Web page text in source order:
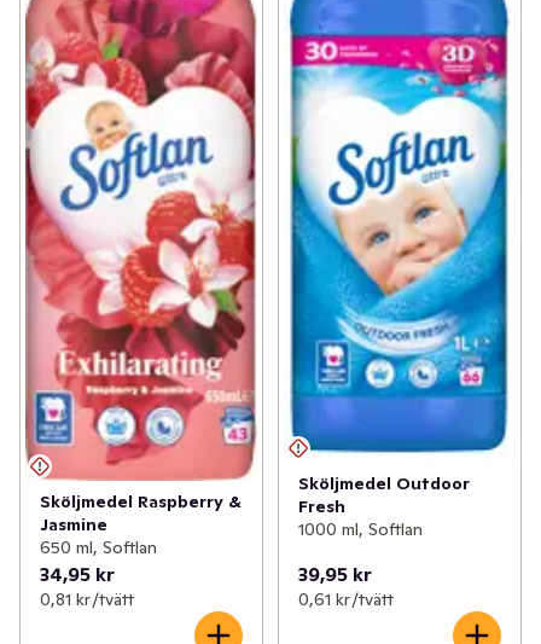
Sköljmedel Raspberry &
Jasmine
650 ml, Softlan
34,95 kr
0,81 kr /tvätt
Sköljmedel Outdoor
Fresh
1000 ml, Softlan
39,95 kr
0,61 kr /tvätt